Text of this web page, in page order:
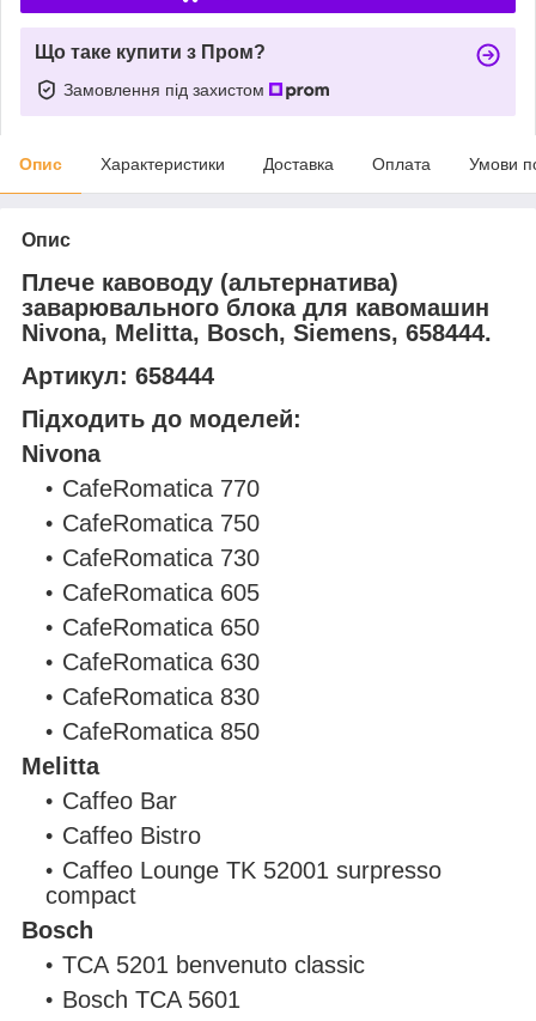
Що таке купити з Пром?
Замовлення під захистом
Опис Характеристики Доставка Оплата Умови
Опис
Плече кавоводу (альтернатива)
заварювального блока для кавомашин
Nivona, Melitta, Bosch, Siemens, 658444.
Артикул: 658444
Підходить до моделей:
Nivona
CafeRomatica 770
CafeRomatica 750
CafeRomatica 730
CafeRomatica 605
CafeRomatica 650
CafeRomatica 630
CafeRomatica 830
CafeRomatica 850
Melitta
Caffeo Bar
Caffeo Bistro
Caffeo Lounge TK 52001 surpresso
compact
Bosch
ТСА 5201 benvenuto classic
Bosch TCA 5601